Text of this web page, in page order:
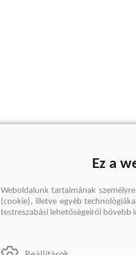
Ez a
Weboldalunk tartalmának
(cookie), illetve egyéb
testreszabási lehetőségeiről bővebb